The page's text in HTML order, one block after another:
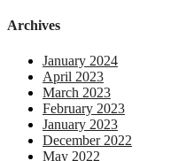
Archives
January 2024
April 2023
March 2023
February 2023
January 2023
December 2022
May 2022